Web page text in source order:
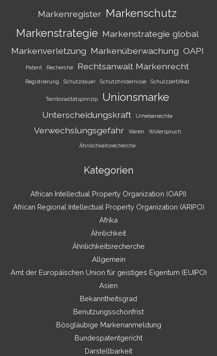
Markenregister Markenschutz
Markenstrategie Markenstrategie global
Markenverletzung Markenüberwachung OAPI
Patent Recherche Rechtsanwalt Markenrecht
Registrierung Schutzdauer Schutzhindernisse Schutzzertifikat
Territorialitätsprinzip Unionsmarke
Unterscheidungskraft Urheberrechte
Verwechslungsgefahr Waren Widerspruch
Ähnlichkeitsrecherche
Kategorien
African Intellectual Property Organization (OAPI)
African Regional Intellectual Property Organization (ARIPO)
Afrika
Ähnlichkeit
Ähnlichkeitsrecherche
Allgemein
Amt der Europäischen Union für geistiges Eigentum (EUIPO)
Asien
Bekanntheitsgrad
Benutzungsschonfrist
Bösgläubige Markenanmeldung
Bundespatentgericht
Darstellbarkeit